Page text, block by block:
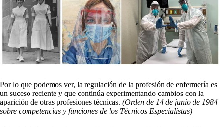
Por lo que podemos ver, la regulación de la profesión de enfermería es
un suceso reciente y que continúa experimentando cambios con la
aparición de otras profesiones técnicas. (Orden de 14 de junio de 1984
sobre competencias y funciones de los Técnicos Especialistas)